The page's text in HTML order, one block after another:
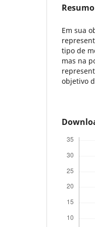
Resumo
Em sua
tipo de
mas na
objetivo